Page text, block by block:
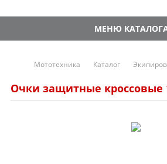
МЕНЮ
Мототехника Каталог
Очки защитные кроссовые